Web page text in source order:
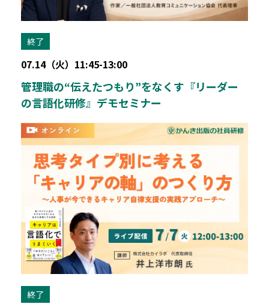
終了
07.14（火）11:45-13:00
管理職の“伝えたつもり”をなくす『リーダー
の言語化研修』デモセミナー
終了